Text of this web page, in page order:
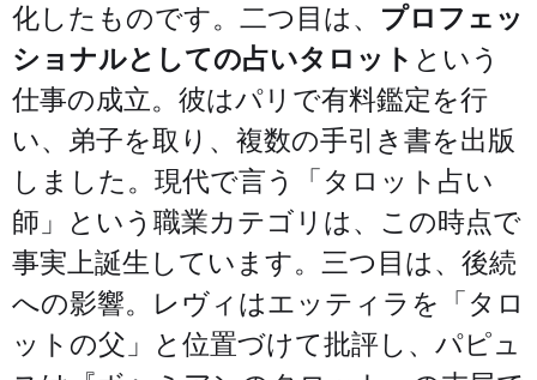
化したものです。二つ目は、 プロフェッ
ショナルとしての占いタロット という
仕事の成立。彼はパリで有料鑑定を行
い、弟子を取り、複数の手引き書を出版
しました。現代で言う「タロット占い
師」という職業カテゴリは、この時点で
事実上誕生しています。三つ目は、後続
への影響。レヴィはエッティラを「タロ
ットの父」と位置づけて批評し、パピュ